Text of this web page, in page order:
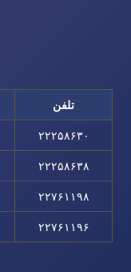
تلفن
۲۲۲۵۸۶۳۰
۲۲۲۵۸۶۳۸
۲۲۷۶۱۱۹۸
۲۲۷۶۱۱۹۶